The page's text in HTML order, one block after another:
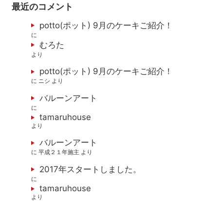
最近のコメント
potto(ポット) 9月のケーキご紹介！
に
むろた
より
potto(ポット) 9月のケーキご紹介！
に ニシ より
バルーンアート
に
tamaruhouse
より
バルーンアート
に平成２１年施主 より
2017年スタートしました。
に
tamaruhouse
より